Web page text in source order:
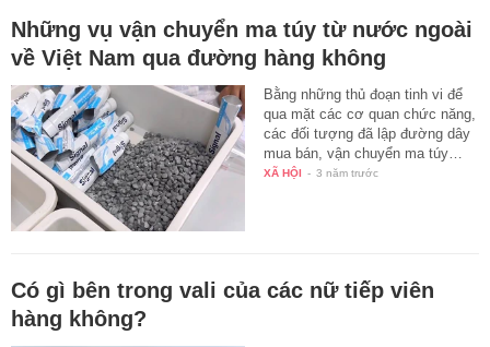
Những vụ vận chuyển ma túy từ nước ngoài
về Việt Nam qua đường hàng không
Bằng những thủ đoạn tinh vi để
qua mặt các cơ quan chức năng,
các đối tượng đã lập đường dây
mua bán, vận chuyển ma túy…
XÃ HỘI - 3 năm trước
Có gì bên trong vali của các nữ tiếp viên
hàng không?